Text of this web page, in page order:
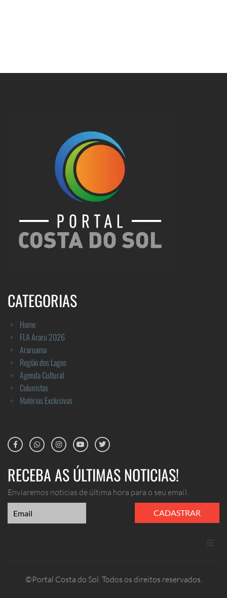
CATEGORIAS
Home
FLA Araru 2026
Araruama
Região dos Lagos
Agenda Cultural
Colunistas
Matérias Exclusivas
RECEBA AS ÚLTIMAS NOTICIAS!
Enviaremos noticias de última hora para o seu email.
CADASTRAR
©Portal Costa do Sol. Todos os direitos reservados.